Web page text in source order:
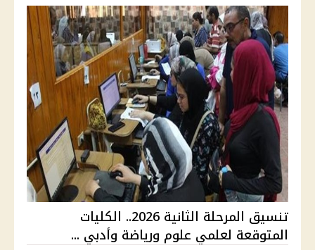
تنسيق المرحلة الثانية 2026.. الكليات
المتوقعة لعلمي علوم ورياضة وأدبي ...